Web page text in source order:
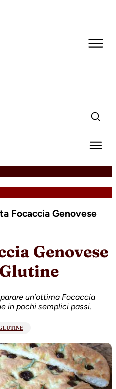
Focaccia Genovese
Genovese
un’ottima Focaccia
in pochi semplici passi.